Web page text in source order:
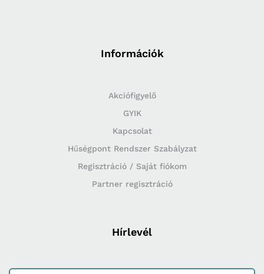
Információk
Akciófigyelő
GYIK
Kapcsolat
Hűségpont Rendszer Szabályzat
Regisztráció / Saját fiókom
Partner regisztráció
Hírlevél